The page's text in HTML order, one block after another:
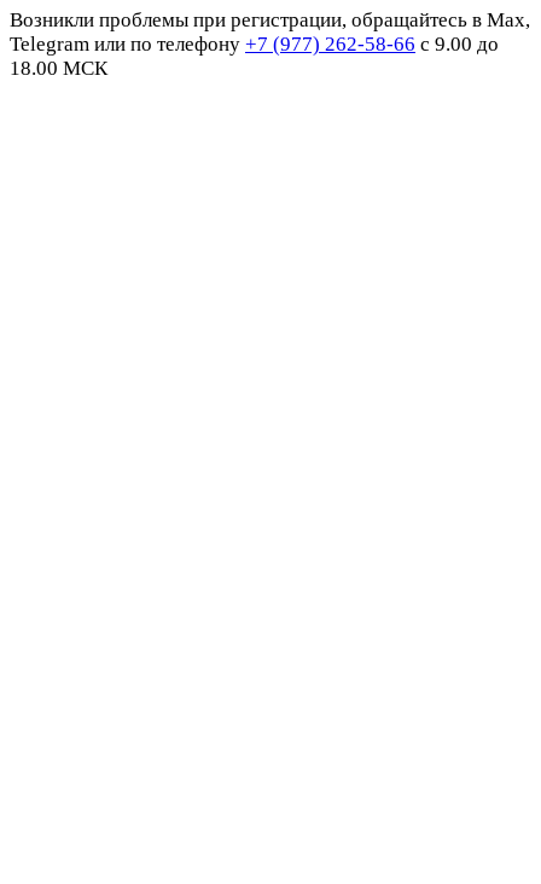
Возникли проблемы при регистрации, обращайтесь в Max,
Telegram или по телефону +7 (977) 262-58-66 с 9.00 до
18.00 МСК